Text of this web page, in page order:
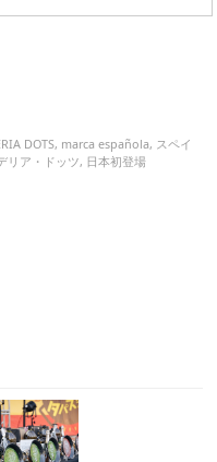
DOTS, marca española, スペイ
リア・ドッツ, 日本初登場